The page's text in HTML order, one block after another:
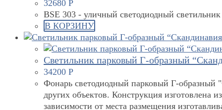
32680 Р
BSE 303 - уличный светодиодный
В КОРЗИНУ
Светильник парковый Г-образный
34200 Р
Фонарь светодиодный парковый Г-образный
других объектов. Конструкция изготовлена
зависимости от места размещения